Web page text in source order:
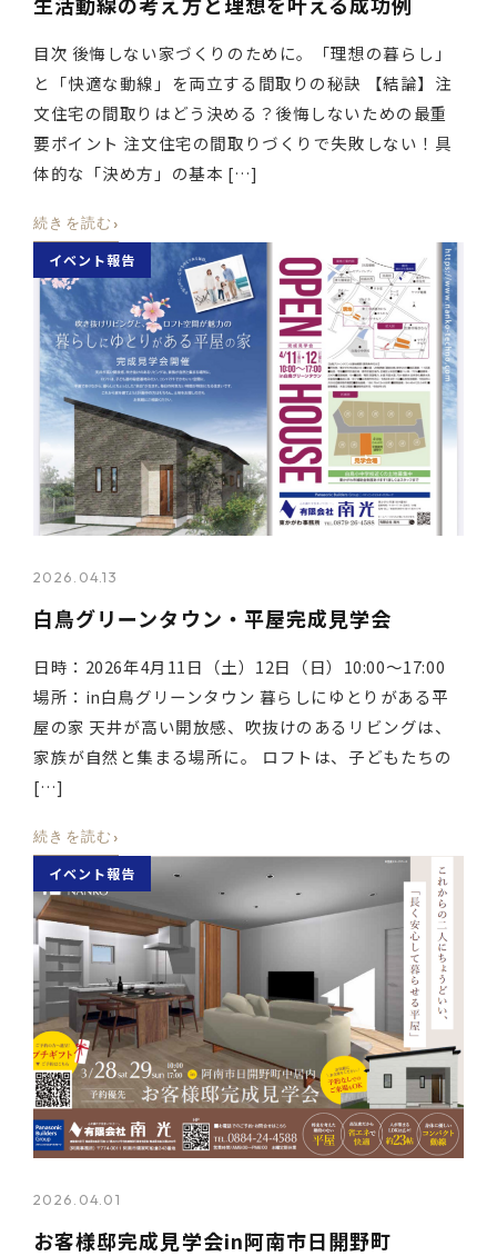
目次 後悔しない家づくりのために。「理想の暮らし」
と「快適な動線」を両立する間取りの秘訣 【結論】注
文住宅の間取りはどう決める？後悔しないための最重
要ポイント 注文住宅の間取りづくりで失敗しない！具
体的な「決め方」の基本 […]
続きを読む ›
イベント報告
2026.04.13
白鳥グリーンタウン・平屋完成見学会
日時：2026年4月11日（土）12日（日）10:00～17:00
場所：in白鳥グリーンタウン 暮らしにゆとりがある平
屋の家 天井が高い開放感、吹抜けのあるリビングは、
家族が自然と集まる場所に。 ロフトは、子どもたちの
[…]
続きを読む ›
イベント報告
2026.04.01
お客様邸完成見学会in阿南市日開野町